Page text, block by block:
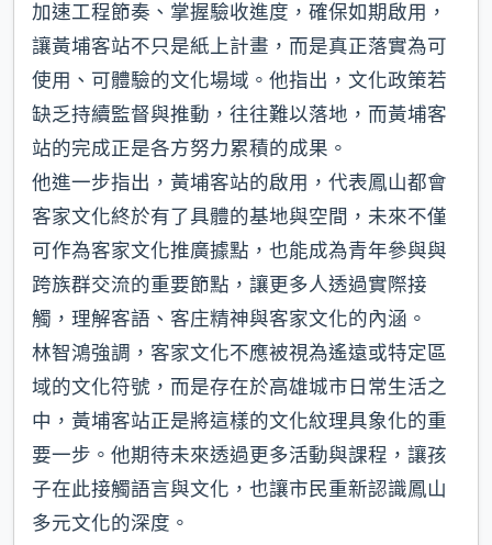
加速工程節奏、掌握驗收進度，確保如期啟用，
讓黃埔客站不只是紙上計畫，而是真正落實為可
使用、可體驗的文化場域。他指出，文化政策若
缺乏持續監督與推動，往往難以落地，而黃埔客
站的完成正是各方努力累積的成果。
他進一步指出，黃埔客站的啟用，代表鳳山都會
客家文化終於有了具體的基地與空間，未來不僅
可作為客家文化推廣據點，也能成為青年參與與
跨族群交流的重要節點，讓更多人透過實際接
觸，理解客語、客庄精神與客家文化的內涵。
林智鴻強調，客家文化不應被視為遙遠或特定區
域的文化符號，而是存在於高雄城市日常生活之
中，黃埔客站正是將這樣的文化紋理具象化的重
要一步。他期待未來透過更多活動與課程，讓孩
子在此接觸語言與文化，也讓市民重新認識鳳山
多元文化的深度。